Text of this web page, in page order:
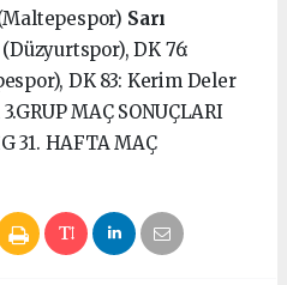
Sarı
DK 76:
DK 83: Kerim Deler
MAÇ SONUÇLARI
31. HAFTA MAÇ